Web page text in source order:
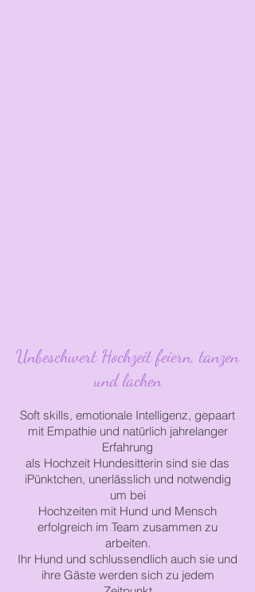
Unbeschwert Hochzeit feiern, tanzen
und lachen
Soft skills, emotionale Intelligenz, gepaart
mit Empathie und natürlich jahrelanger
Erfahrung
als Hochzeit Hundesitterin sind sie das
iPünktchen, unerlässlich und notwendig
um bei
Hochzeiten mit Hund und Mensch
erfolgreich im Team zusammen zu
arbeiten.
Ihr Hund und schlussendlich auch sie und
ihre Gäste werden sich zu jedem